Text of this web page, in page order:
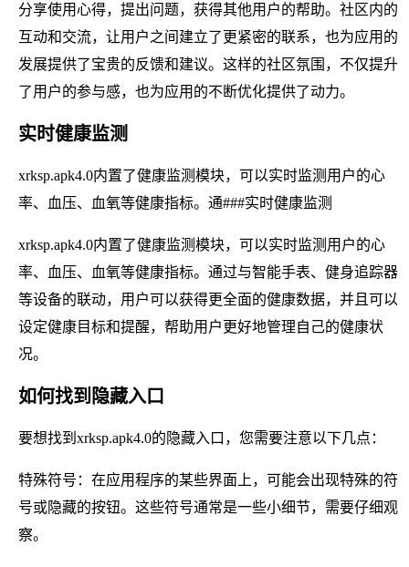
分享使用心得，提出问题，获得其他用户的帮助。社区内的
互动和交流，让用户之间建立了更紧密的联系，也为应用的
发展提供了宝贵的反馈和建议。这样的社区氛围，不仅提升
了用户的参与感，也为应用的不断优化提供了动力。
实时健康监测
xrksp.apk4.0内置了健康监测模块，可以实时监测用户的心
率、血压、血氧等健康指标。通###实时健康监测
xrksp.apk4.0内置了健康监测模块，可以实时监测用户的心
率、血压、血氧等健康指标。通过与智能手表、健身追踪器
等设备的联动，用户可以获得更全面的健康数据，并且可以
设定健康目标和提醒，帮助用户更好地管理自己的健康状
况。
如何找到隐藏入口
要想找到xrksp.apk4.0的隐藏入口，您需要注意以下几点：
特殊符号：在应用程序的某些界面上，可能会出现特殊的符
号或隐藏的按钮。这些符号通常是一些小细节，需要仔细观
察。